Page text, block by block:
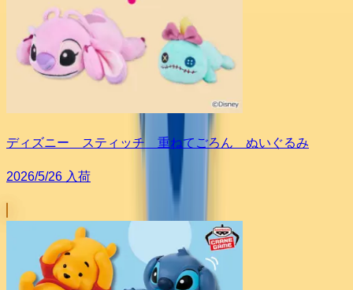
ディズニー スティッチ 重ねてごろん ぬいぐるみ
2026/5/26 入荷